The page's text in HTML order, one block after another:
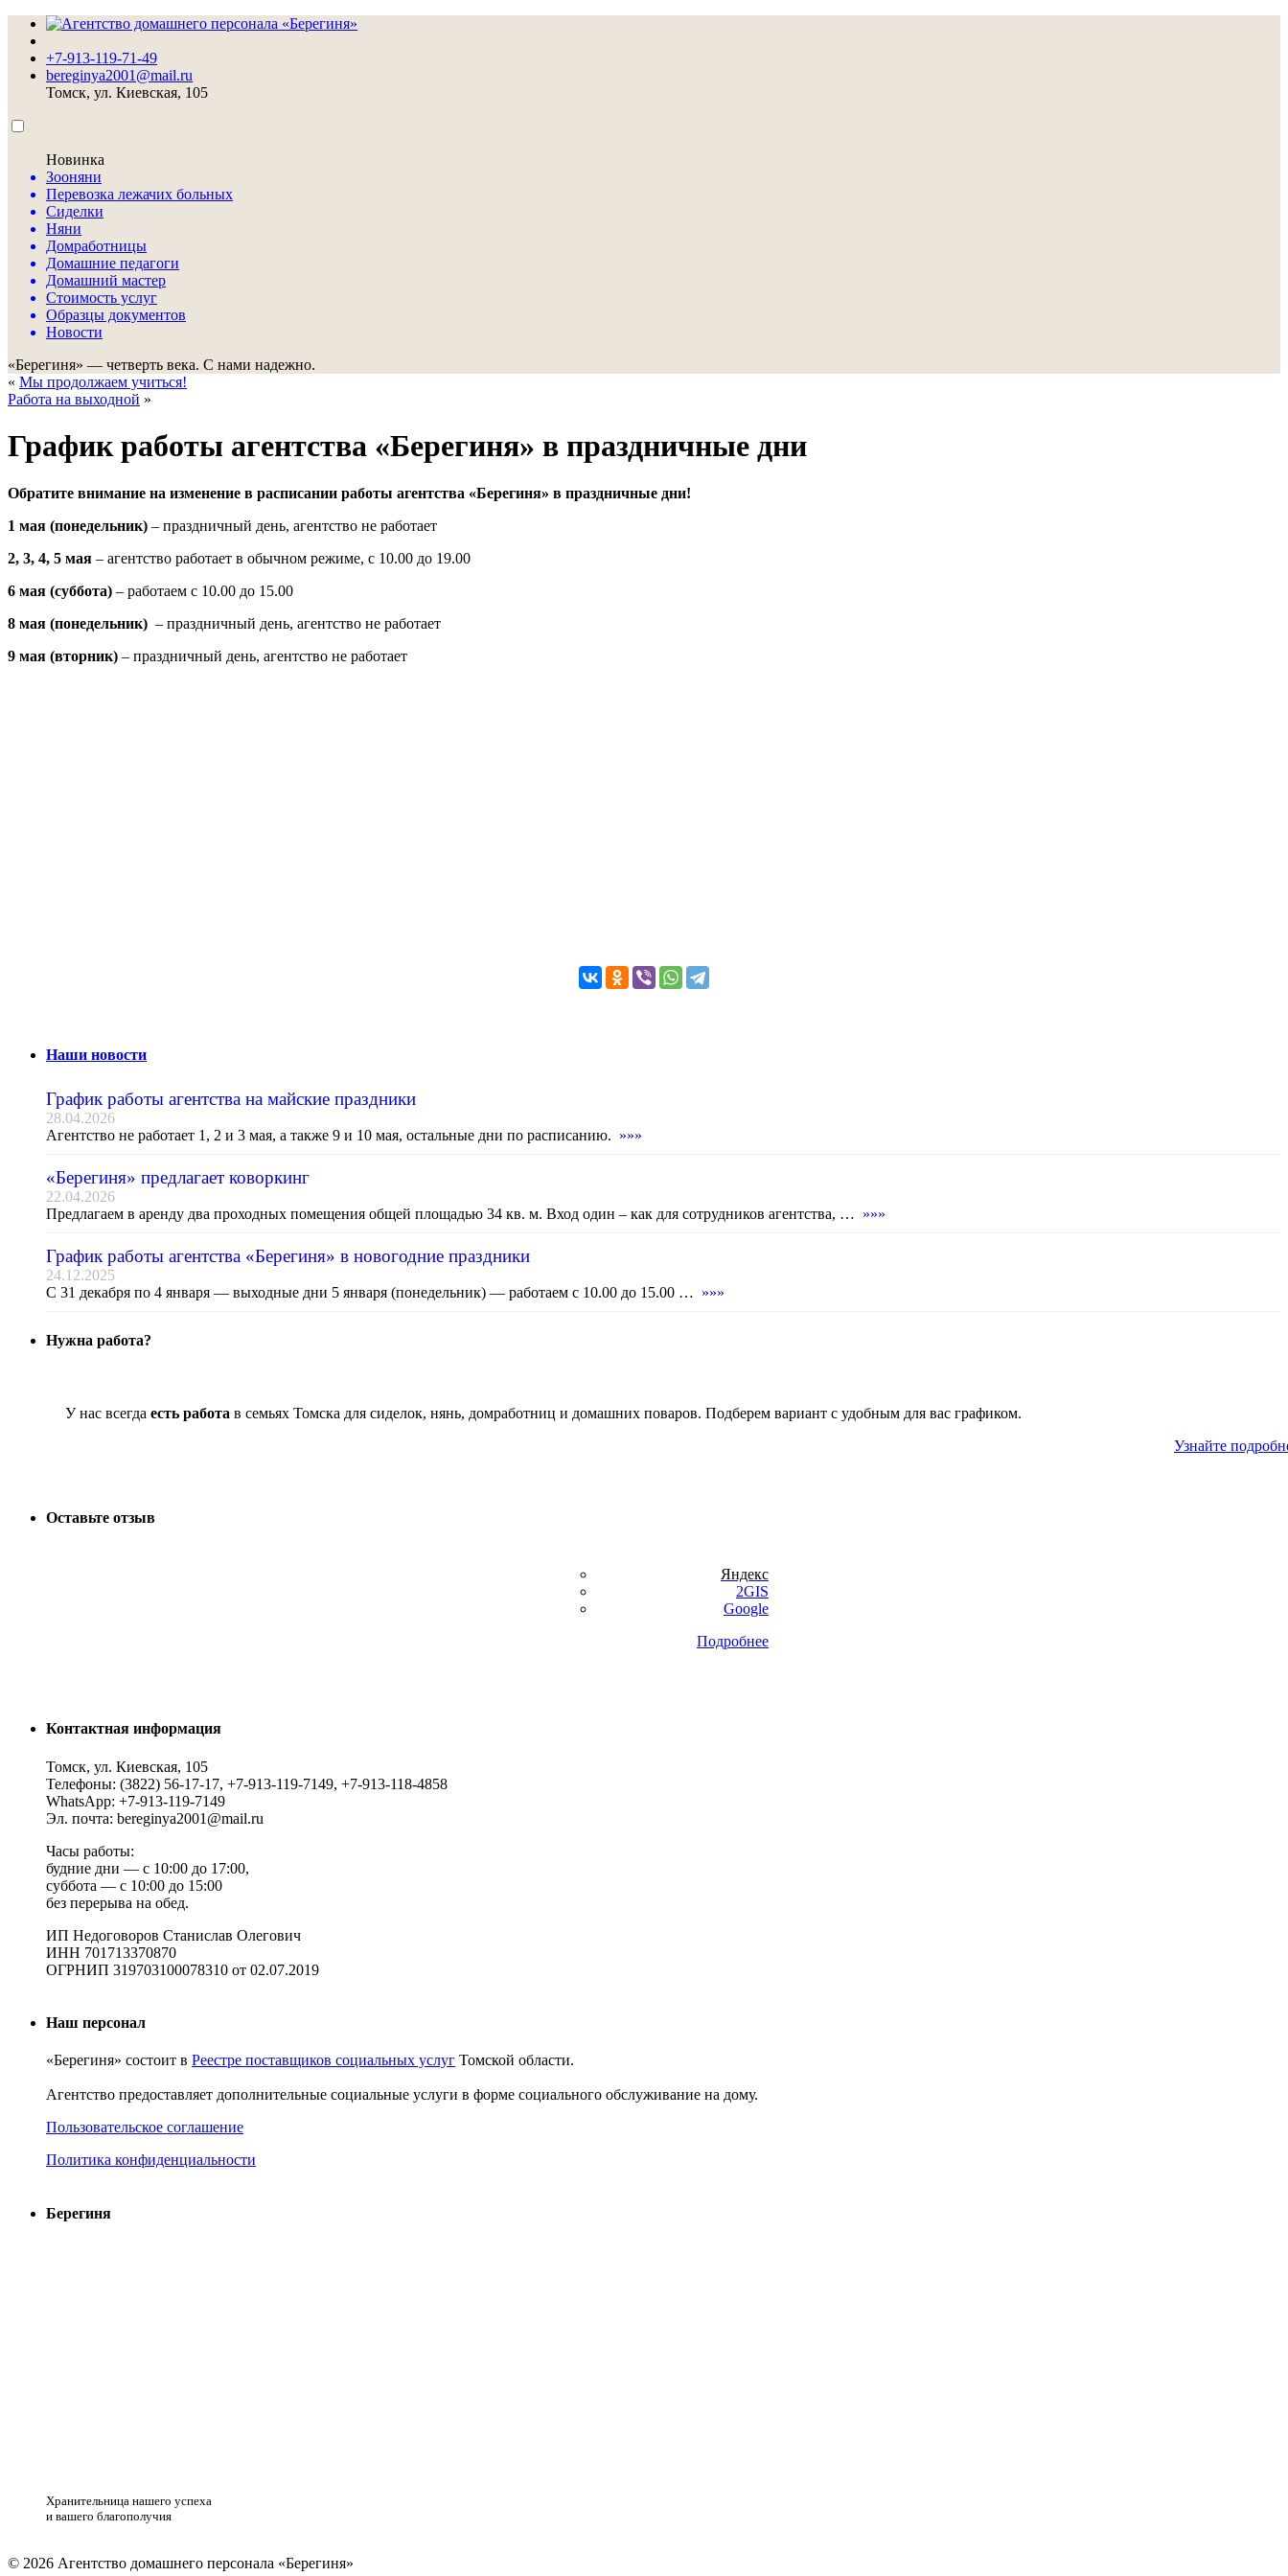
+7-913-119-71-49
bereginya2001@mail.ru
Томск, ул. Киевская, 105
Новинка
Зооняни
Перевозка лежачих больных
Сиделки
Няни
Домработницы
Домашние педагоги
Домашний мастер
Стоимость услуг
Образцы документов
Новости
«Берегиня» — четверть века. С нами надежно.
« Мы продолжаем учиться!
Работа на выходной »
График работы агентства «Берегиня» в праздничные дни
Обратите внимание на изменение в расписании работы агентства «Берегиня» в праздничные дни!
1 мая (понедельник) – праздничный день, агентство не работает
2, 3, 4, 5 мая – агентство работает в обычном режиме, с 10.00 до 19.00
6 мая (суббота) – работаем с 10.00 до 15.00
8 мая (понедельник) – праздничный день, агентство не работает
9 мая (вторник) – праздничный день, агентство не работает
Наши новости
График работы агентства на майские праздники
28.04.2026
Агентство не работает 1, 2 и 3 мая, а также 9 и 10 мая, остальные дни по расписанию. »»»
«Берегиня» предлагает коворкинг
22.04.2026
Предлагаем в аренду два проходных помещения общей площадью 34 кв. м. Вход один – как для сотрудников агентства, … »»»
График работы агентства «Берегиня» в новогодние праздники
24.12.2025
С 31 декабря по 4 января — выходные дни 5 января (понедельник) — работаем с 10.00 до 15.00 … »»»
Нужна работа?
У нас всегда есть работа в семьях Томска для сиделок, нянь, домработниц и домашних поваров. Подберем вариант с удобным для вас графиком.
Узнайте
Оставьте отзыв
Яндекс
2GIS
Google
Подробнее
Контактная информация
Томск, ул. Киевская, 105
Телефоны: (3822) 56-17-17, +7-913-119-7149, +7-913-118-4858
WhatsApp: +7-913-119-7149
Эл. почта: bereginya2001@mail.ru
Часы работы:
будние дни — с 10:00 до 17:00,
суббота — с 10:00 до 15:00
без перерыва на обед.
ИП Недоговоров Станислав Олегович
ИНН 701713370870
ОГРНИП 319703100078310 от 02.07.2019
Наш персонал
«Берегиня» состоит в Реестре поставщиков социальных услуг Томской области.
Агентство предоставляет дополнительные социальные услуги в форме социального обслуживание на дому.
Пользовательское соглашение
Политика конфиденциальности
Берегиня
Хранительница нашего успеха
и вашего благополучия
© 2026 Агентство домашнего персонала «Берегиня»